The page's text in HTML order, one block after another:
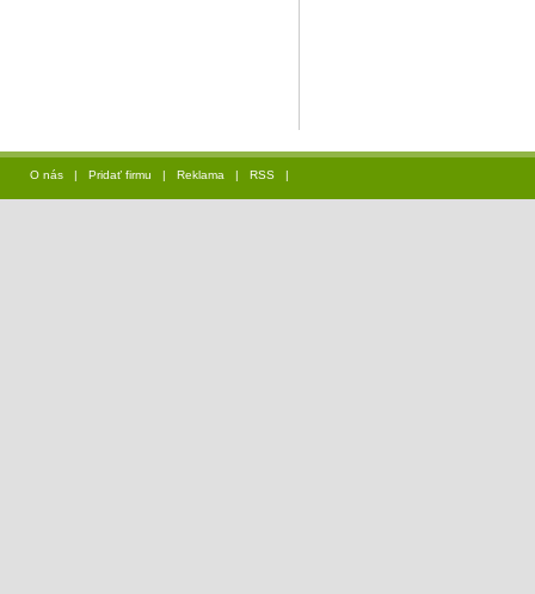
O nás | Pridať firmu | Reklama | RSS |